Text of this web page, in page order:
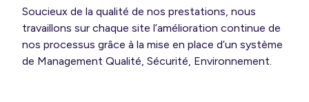
Soucieux de la qualité de nos prestations, nous
travaillons sur chaque site l’amélioration continue de
nos processus grâce à la mise en place d’un système
de Management Qualité, Sécurité, Environnement.